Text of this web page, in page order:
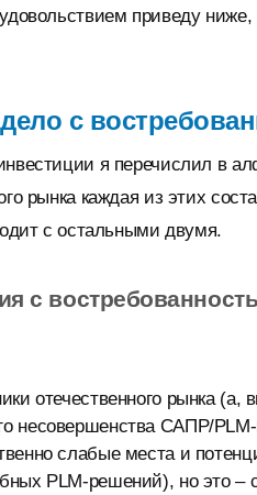
приведу
дело с
я перечислил в
рынка каждая из этих
с остальными двумя.
с
отечественного рынка (а,
несовершенства САПР/
слабые места и
PLM-решений), но это –